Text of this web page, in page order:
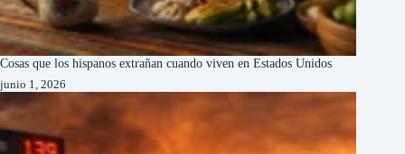
Cosas que los hispanos extrañan cuando viven en Estados Unidos
junio 1, 2026